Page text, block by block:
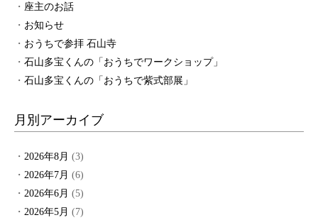
座主のお話
お知らせ
おうちで参拝 石山寺
石山多宝くんの「おうちでワークショップ」
石山多宝くんの「おうちで紫式部展」
月別アーカイブ
2026年8月 (3)
2026年7月 (6)
2026年6月 (5)
2026年5月 (7)